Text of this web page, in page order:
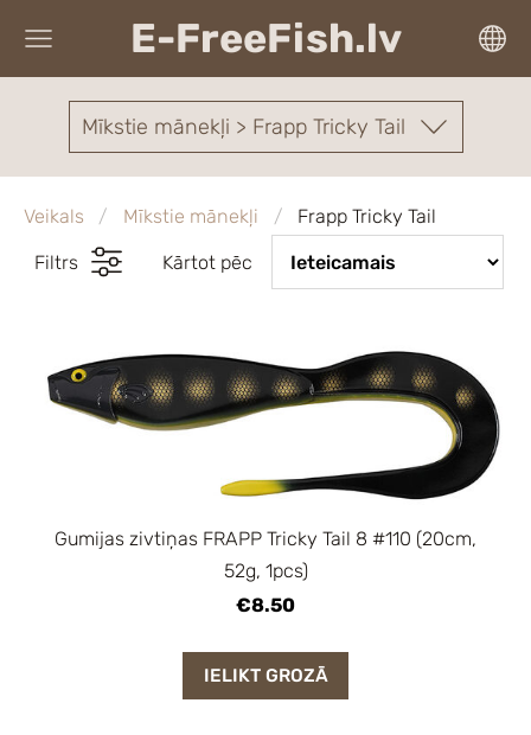
E-FreeFish.lv
Mīkstie mānekļi > Frapp Tricky Tail
Veikals Mīkstie mānekļi Frapp Tricky Tail
Filtrs Kārtot pēc
Gumijas zivtiņas FRAPP Tricky Tail 8 #110 (20cm,
52g, 1pcs)
€8.50
IELIKT GROZĀ